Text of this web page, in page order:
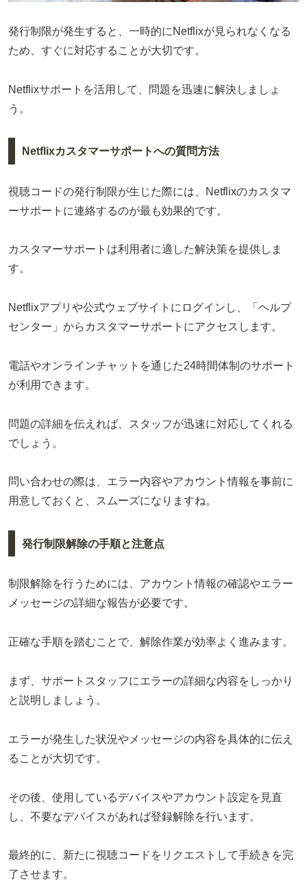
発行制限が発生すると、一時的にNetflixが見られなくなる
ため、すぐに対応することが大切です。
Netflixサポートを活用して、問題を迅速に解決しましょ
う。
Netflixカスタマーサポートへの質問方法
視聴コードの発行制限が生じた際には、Netflixのカスタマ
ーサポートに連絡するのが最も効果的です。
カスタマーサポートは利用者に適した解決策を提供しま
す。
Netflixアプリや公式ウェブサイトにログインし、「ヘルプ
センター」からカスタマーサポートにアクセスします。
電話やオンラインチャットを通じた24時間体制のサポート
が利用できます。
問題の詳細を伝えれば、スタッフが迅速に対応してくれる
でしょう。
問い合わせの際は、エラー内容やアカウント情報を事前に
用意しておくと、スムーズになりますね。
発行制限解除の手順と注意点
制限解除を行うためには、アカウント情報の確認やエラー
メッセージの詳細な報告が必要です。
正確な手順を踏むことで、解除作業が効率よく進みます。
まず、サポートスタッフにエラーの詳細な内容をしっかり
と説明しましょう。
エラーが発生した状況やメッセージの内容を具体的に伝え
ることが大切です。
その後、使用しているデバイスやアカウント設定を見直
し、不要なデバイスがあれば登録解除を行います。
最終的に、新たに視聴コードをリクエストして手続きを完
了させます。